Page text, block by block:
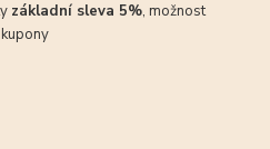
základní sleva 5%, možnost